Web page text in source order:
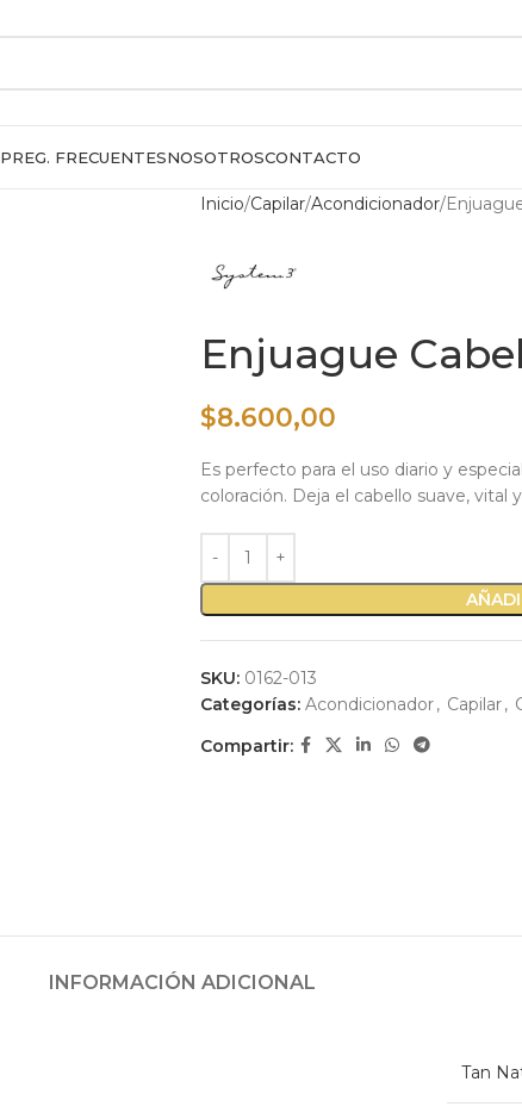
PREG. FRECUENTESNOSOTROSCONTACTO
Inicio Capilar Acondicionador
Enjuague
$8.600,00
Es perfecto para el uso diario y
coloración. Deja el cabello suave, vital
SKU: 0162-013
Categorías: Acondicionador, Capilar,
Compartir:
INFORMACIÓN ADICIONAL
Tan